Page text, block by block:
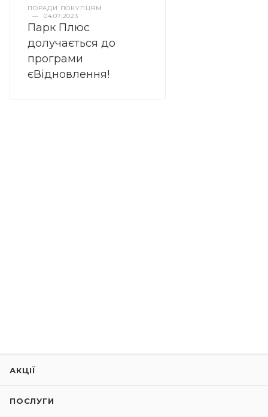
ПОРАДИ ПОКУПЦЯМ
—
04.07.2023
Парк Плюс
долучається до
програми
єВідновлення!
АКЦІЇ
ПОСЛУГИ